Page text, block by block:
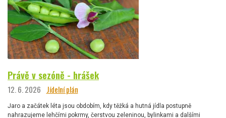
Právě v sezóně - hrášek
12. 6. 2026 Jídelní plán
Jaro a začátek léta jsou obdobím, kdy těžká a hutná jídla postupně
nahrazujeme lehčími pokrmy, čerstvou zeleninou, bylinkami a dalšími